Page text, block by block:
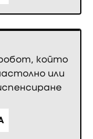
който
или